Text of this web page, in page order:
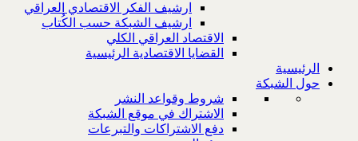
ارشيف الفكر الاقتصادي العراقي
ارشيف الشبكة حسب الكُتاب
الاقتصاد العراقي الكلي
القضايا الاقتصادية الرئيسية
الرئيسية
حول الشبكة
شروط وقواعد النشر
الاشتراك في موقع الشبكة
دفع الاشتراكات والتبرعات